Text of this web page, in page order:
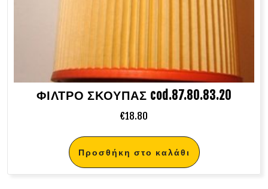
ΦΙΛΤΡΟ ΣΚΟΥΠΑΣ cod.87.80.83.20
€18.80
Προσθήκη στο καλάθι